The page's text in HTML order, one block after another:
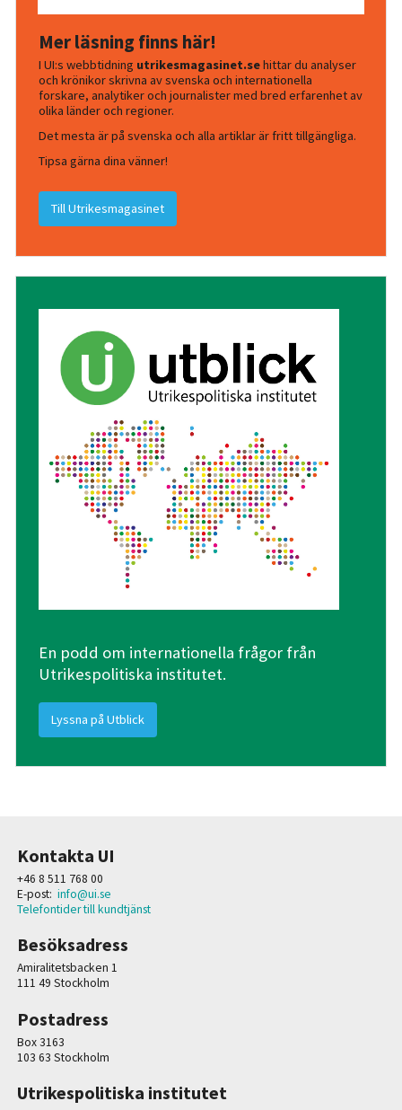
Mer läsning finns här!
I UI:s webbtidning utrikesmagasinet.sehittar du analyser
och krönikor skrivna av svenska och internationella
forskare, analytiker och journalister med bred erfarenhet av
olika länder och regioner.
Det mesta är på svenska och alla artiklar är fritt tillgängliga.
Tipsa gärna dina vänner!
Till Utrikesmagasinet
En podd om internationella frågor från
Utrikespolitiska institutet.
Lyssna på Utblick
Kontakta UI
+46 8 511 768 00
E-post: info@ui.se
Telefontider till kundtjänst
Besöksadress
Amiralitetsbacken 1
111 49 Stockholm
Postadress
Box 3163
103 63 Stockholm
Utrikespolitiska institutet